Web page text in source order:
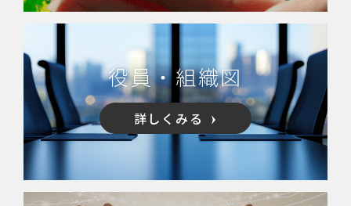
役員・組織図
詳しくみる